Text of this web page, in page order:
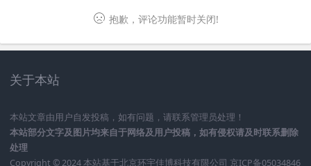
抱歉，评论功能暂时关闭!
关于本站
本站文章由用户自发投稿，如有问题，请联系管理员处理！
本站部分文字及图片均来自于网络及用户投稿，如有侵权请及时联系删除
处理
Copyright © 2024 本站基于北京环宇佳博科技有限公司 京ICP备05034846